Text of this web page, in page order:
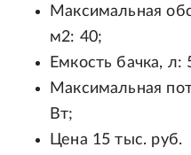
Максимальная
м2: 40;
Емкость бачка, л:
Максимальная
Вт;
Цена 15 тыс. руб.